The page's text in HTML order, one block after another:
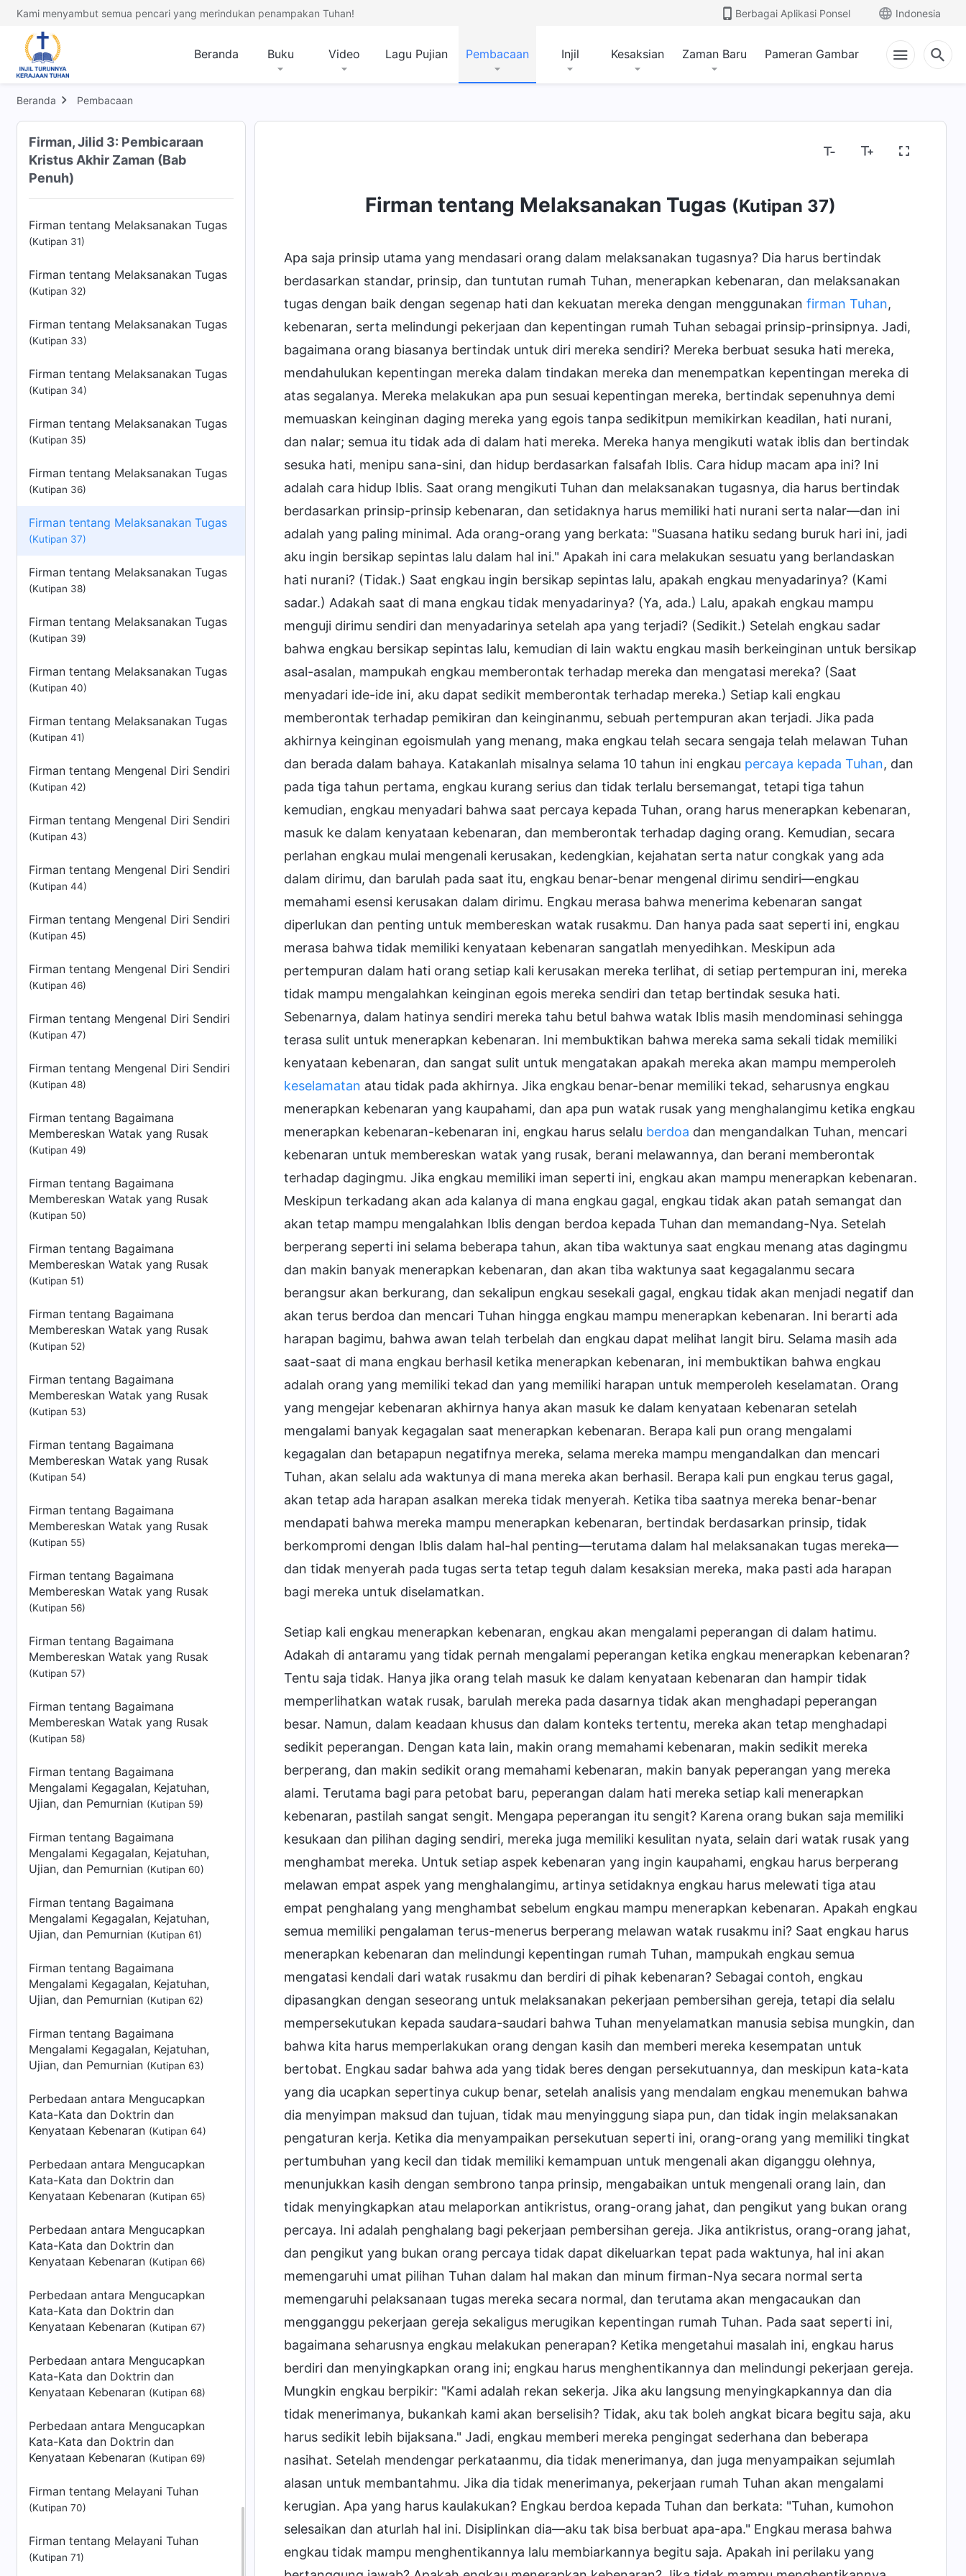
Kami menyambut semua pencari yang merindukan penampakan Tuhan! Berbagai Aplikasi Ponsel Indonesia
Beranda Buku Video Lagu Pujian Pembacaan Injil Kesaksian Zaman Baru Pameran Gambar
Beranda Pembacaan
Firman, Jilid 3: Pembicaraan
Kristus Akhir Zaman (Bab
Penuh)
dan Watak Tuhan
Firman tentang Mengenal Inkarnasi
Firman tentang Mengenal Inkarnasi
Tuhan(Kutipan 29)
Firman tentang Melaksanakan Tugas
Firman tentang Melaksanakan Tugas
(Kutipan 31)
Firman tentang Melaksanakan Tugas
(Kutipan 32)
Firman tentang Melaksanakan Tugas
(Kutipan 33)
Firman tentang Melaksanakan Tugas
(Kutipan 34)
Firman tentang Melaksanakan Tugas
(Kutipan 35)
Firman tentang Melaksanakan Tugas
(Kutipan 36)
Firman tentang Melaksanakan Tugas
(Kutipan 37)
Firman tentang Melaksanakan Tugas
(Kutipan 38)
Firman tentang Melaksanakan Tugas
(Kutipan 39)
Firman tentang Melaksanakan Tugas
(Kutipan 40)
Firman tentang Melaksanakan Tugas
(Kutipan 41)
Firman tentang Mengenal Diri Sendiri
(Kutipan 42)
Firman tentang Mengenal Diri Sendiri
(Kutipan 43)
Firman tentang Mengenal Diri Sendiri
(Kutipan 44)
Firman tentang Mengenal Diri Sendiri
(Kutipan 45)
Firman tentang Mengenal Diri Sendiri
(Kutipan 46)
Firman tentang Mengenal Diri Sendiri
(Kutipan 47)
Firman tentang Mengenal Diri Sendiri
(Kutipan 48)
Firman tentang Bagaimana
Membereskan Watak yang Rusak
(Kutipan 49)
Firman tentang Bagaimana
Membereskan Watak yang Rusak
(Kutipan 50)
Firman tentang Bagaimana
Membereskan Watak yang Rusak
(Kutipan 51)
Firman tentang Bagaimana
Membereskan Watak yang Rusak
(Kutipan 52)
Firman tentang Bagaimana
Membereskan Watak yang Rusak
(Kutipan 53)
Firman tentang Bagaimana
Membereskan Watak yang Rusak
(Kutipan 54)
Firman tentang Bagaimana
Membereskan Watak yang Rusak
(Kutipan 55)
Firman tentang Bagaimana
Membereskan Watak yang Rusak
(Kutipan 56)
Firman tentang Bagaimana
Membereskan Watak yang Rusak
(Kutipan 57)
Firman tentang Bagaimana
Membereskan Watak yang Rusak
(Kutipan 58)
Firman tentang Bagaimana
Mengalami Kegagalan, Kejatuhan,
Ujian, dan Pemurnian (Kutipan 59)
Firman tentang Bagaimana
Mengalami Kegagalan, Kejatuhan,
Ujian, dan Pemurnian (Kutipan 60)
Firman tentang Bagaimana
Mengalami Kegagalan, Kejatuhan,
Ujian, dan Pemurnian (Kutipan 61)
Firman tentang Bagaimana
Mengalami Kegagalan, Kejatuhan,
Ujian, dan Pemurnian (Kutipan 62)
Firman tentang Bagaimana
Mengalami Kegagalan, Kejatuhan,
Ujian, dan Pemurnian (Kutipan 63)
Perbedaan antara Mengucapkan
Kata-Kata dan Doktrin dan
Kenyataan Kebenaran (Kutipan 64)
Perbedaan antara Mengucapkan
Kata-Kata dan Doktrin dan
Kenyataan Kebenaran (Kutipan 65)
Perbedaan antara Mengucapkan
Kata-Kata dan Doktrin dan
Kenyataan Kebenaran (Kutipan 66)
Perbedaan antara Mengucapkan
Kata-Kata dan Doktrin dan
Kenyataan Kebenaran (Kutipan 67)
Perbedaan antara Mengucapkan
Kata-Kata dan Doktrin dan
Kenyataan Kebenaran (Kutipan 68)
Perbedaan antara Mengucapkan
Kata-Kata dan Doktrin dan
Kenyataan Kebenaran (Kutipan 69)
Firman tentang Melayani Tuhan
(Kutipan 70)
Firman tentang Melayani Tuhan
(Kutipan 71)
Firman tentang Melaksanakan Tugas (Kutipan 37)
Apa saja prinsip utama yang mendasari orang dalam melaksanakan tugasnya? Dia harus bertindak
berdasarkan standar, prinsip, dan tuntutan rumah Tuhan, menerapkan kebenaran, dan melaksanakan
tugas dengan baik dengan segenap hati dan kekuatan mereka dengan menggunakan firman Tuhan,
kebenaran, serta melindungi pekerjaan dan kepentingan rumah Tuhan sebagai prinsip-prinsipnya. Jadi,
bagaimana orang biasanya bertindak untuk diri mereka sendiri? Mereka berbuat sesuka hati mereka,
mendahulukan kepentingan mereka dalam tindakan mereka dan menempatkan kepentingan mereka di
atas segalanya. Mereka melakukan apa pun sesuai kepentingan mereka, bertindak sepenuhnya demi
memuaskan keinginan daging mereka yang egois tanpa sedikitpun memikirkan keadilan, hati nurani,
dan nalar; semua itu tidak ada di dalam hati mereka. Mereka hanya mengikuti watak iblis dan bertindak
sesuka hati, menipu sana-sini, dan hidup berdasarkan falsafah Iblis. Cara hidup macam apa ini? Ini
adalah cara hidup Iblis. Saat orang mengikuti Tuhan dan melaksanakan tugasnya, dia harus bertindak
berdasarkan prinsip-prinsip kebenaran, dan setidaknya harus memiliki hati nurani serta nalar—dan ini
adalah yang paling minimal. Ada orang-orang yang berkata: "Suasana hatiku sedang buruk hari ini, jadi
aku ingin bersikap sepintas lalu dalam hal ini." Apakah ini cara melakukan sesuatu yang berlandaskan
hati nurani? (Tidak.) Saat engkau ingin bersikap sepintas lalu, apakah engkau menyadarinya? (Kami
sadar.) Adakah saat di mana engkau tidak menyadarinya? (Ya, ada.) Lalu, apakah engkau mampu
menguji dirimu sendiri dan menyadarinya setelah apa yang terjadi? (Sedikit.) Setelah engkau sadar
bahwa engkau bersikap sepintas lalu, kemudian di lain waktu engkau masih berkeinginan untuk bersikap
asal-asalan, mampukah engkau memberontak terhadap mereka dan mengatasi mereka? (Saat
menyadari ide-ide ini, aku dapat sedikit memberontak terhadap mereka.) Setiap kali engkau
memberontak terhadap pemikiran dan keinginanmu, sebuah pertempuran akan terjadi. Jika pada
akhirnya keinginan egoismulah yang menang, maka engkau telah secara sengaja telah melawan Tuhan
dan berada dalam bahaya. Katakanlah misalnya selama 10 tahun ini engkau percaya kepada Tuhan, dan
pada tiga tahun pertama, engkau kurang serius dan tidak terlalu bersemangat, tetapi tiga tahun
kemudian, engkau menyadari bahwa saat percaya kepada Tuhan, orang harus menerapkan kebenaran,
masuk ke dalam kenyataan kebenaran, dan memberontak terhadap daging orang. Kemudian, secara
perlahan engkau mulai mengenali kerusakan, kedengkian, kejahatan serta natur congkak yang ada
dalam dirimu, dan barulah pada saat itu, engkau benar-benar mengenal dirimu sendiri—engkau
memahami esensi kerusakan dalam dirimu. Engkau merasa bahwa menerima kebenaran sangat
diperlukan dan penting untuk membereskan watak rusakmu. Dan hanya pada saat seperti ini, engkau
merasa bahwa tidak memiliki kenyataan kebenaran sangatlah menyedihkan. Meskipun ada
pertempuran dalam hati orang setiap kali kerusakan mereka terlihat, di setiap pertempuran ini, mereka
tidak mampu mengalahkan keinginan egois mereka sendiri dan tetap bertindak sesuka hati.
Sebenarnya, dalam hatinya sendiri mereka tahu betul bahwa watak Iblis masih mendominasi sehingga
terasa sulit untuk menerapkan kebenaran. Ini membuktikan bahwa mereka sama sekali tidak memiliki
kenyataan kebenaran, dan sangat sulit untuk mengatakan apakah mereka akan mampu memperoleh
keselamatan atau tidak pada akhirnya. Jika engkau benar-benar memiliki tekad, seharusnya engkau
menerapkan kebenaran yang kaupahami, dan apa pun watak rusak yang menghalangimu ketika engkau
menerapkan kebenaran-kebenaran ini, engkau harus selalu berdoa dan mengandalkan Tuhan, mencari
kebenaran untuk membereskan watak yang rusak, berani melawannya, dan berani memberontak
terhadap dagingmu. Jika engkau memiliki iman seperti ini, engkau akan mampu menerapkan kebenaran.
Meskipun terkadang akan ada kalanya di mana engkau gagal, engkau tidak akan patah semangat dan
akan tetap mampu mengalahkan Iblis dengan berdoa kepada Tuhan dan memandang-Nya. Setelah
berperang seperti ini selama beberapa tahun, akan tiba waktunya saat engkau menang atas dagingmu
dan makin banyak menerapkan kebenaran, dan akan tiba waktunya saat kegagalanmu secara
berangsur akan berkurang, dan sekalipun engkau sesekali gagal, engkau tidak akan menjadi negatif dan
akan terus berdoa dan mencari Tuhan hingga engkau mampu menerapkan kebenaran. Ini berarti ada
harapan bagimu, bahwa awan telah terbelah dan engkau dapat melihat langit biru. Selama masih ada
saat-saat di mana engkau berhasil ketika menerapkan kebenaran, ini membuktikan bahwa engkau
adalah orang yang memiliki tekad dan yang memiliki harapan untuk memperoleh keselamatan. Orang
yang mengejar kebenaran akhirnya hanya akan masuk ke dalam kenyataan kebenaran setelah
mengalami banyak kegagalan saat menerapkan kebenaran. Berapa kali pun orang mengalami
kegagalan dan betapapun negatifnya mereka, selama mereka mampu mengandalkan dan mencari
Tuhan, akan selalu ada waktunya di mana mereka akan berhasil. Berapa kali pun engkau terus gagal,
akan tetap ada harapan asalkan mereka tidak menyerah. Ketika tiba saatnya mereka benar-benar
mendapati bahwa mereka mampu menerapkan kebenaran, bertindak berdasarkan prinsip, tidak
berkompromi dengan Iblis dalam hal-hal penting—terutama dalam hal melaksanakan tugas mereka—
dan tidak menyerah pada tugas serta tetap teguh dalam kesaksian mereka, maka pasti ada harapan
bagi mereka untuk diselamatkan.
Setiap kali engkau menerapkan kebenaran, engkau akan mengalami peperangan di dalam hatimu.
Adakah di antaramu yang tidak pernah mengalami peperangan ketika engkau menerapkan kebenaran?
Tentu saja tidak. Hanya jika orang telah masuk ke dalam kenyataan kebenaran dan hampir tidak
memperlihatkan watak rusak, barulah mereka pada dasarnya tidak akan menghadapi peperangan
besar. Namun, dalam keadaan khusus dan dalam konteks tertentu, mereka akan tetap menghadapi
sedikit peperangan. Dengan kata lain, makin orang memahami kebenaran, makin sedikit mereka
berperang, dan makin sedikit orang memahami kebenaran, makin banyak peperangan yang mereka
alami. Terutama bagi para petobat baru, peperangan dalam hati mereka setiap kali menerapkan
kebenaran, pastilah sangat sengit. Mengapa peperangan itu sengit? Karena orang bukan saja memiliki
kesukaan dan pilihan daging sendiri, mereka juga memiliki kesulitan nyata, selain dari watak rusak yang
menghambat mereka. Untuk setiap aspek kebenaran yang ingin kaupahami, engkau harus berperang
melawan empat aspek yang menghalangimu, artinya setidaknya engkau harus melewati tiga atau
empat penghalang yang menghambat sebelum engkau mampu menerapkan kebenaran. Apakah engkau
semua memiliki pengalaman terus-menerus berperang melawan watak rusakmu ini? Saat engkau harus
menerapkan kebenaran dan melindungi kepentingan rumah Tuhan, mampukah engkau semua
mengatasi kendali dari watak rusakmu dan berdiri di pihak kebenaran? Sebagai contoh, engkau
dipasangkan dengan seseorang untuk melaksanakan pekerjaan pembersihan gereja, tetapi dia selalu
mempersekutukan kepada saudara-saudari bahwa Tuhan menyelamatkan manusia sebisa mungkin, dan
bahwa kita harus memperlakukan orang dengan kasih dan memberi mereka kesempatan untuk
bertobat. Engkau sadar bahwa ada yang tidak beres dengan persekutuannya, dan meskipun kata-kata
yang dia ucapkan sepertinya cukup benar, setelah analisis yang mendalam engkau menemukan bahwa
dia menyimpan maksud dan tujuan, tidak mau menyinggung siapa pun, dan tidak ingin melaksanakan
pengaturan kerja. Ketika dia menyampaikan persekutuan seperti ini, orang-orang yang memiliki tingkat
pertumbuhan yang kecil dan tidak memiliki kemampuan untuk mengenali akan diganggu olehnya,
menunjukkan kasih dengan sembrono tanpa prinsip, mengabaikan untuk mengenali orang lain, dan
tidak menyingkapkan atau melaporkan antikristus, orang-orang jahat, dan pengikut yang bukan orang
percaya. Ini adalah penghalang bagi pekerjaan pembersihan gereja. Jika antikristus, orang-orang jahat,
dan pengikut yang bukan orang percaya tidak dapat dikeluarkan tepat pada waktunya, hal ini akan
memengaruhi umat pilihan Tuhan dalam hal makan dan minum firman-Nya secara normal serta
memengaruhi pelaksanaan tugas mereka secara normal, dan terutama akan mengacaukan dan
mengganggu pekerjaan gereja sekaligus merugikan kepentingan rumah Tuhan. Pada saat seperti ini,
bagaimana seharusnya engkau melakukan penerapan? Ketika mengetahui masalah ini, engkau harus
berdiri dan menyingkapkan orang ini; engkau harus menghentikannya dan melindungi pekerjaan gereja.
Mungkin engkau berpikir: "Kami adalah rekan sekerja. Jika aku langsung menyingkapkannya dan dia
tidak menerimanya, bukankah kami akan berselisih? Tidak, aku tak boleh angkat bicara begitu saja, aku
harus sedikit lebih bijaksana." Jadi, engkau memberi mereka pengingat sederhana dan beberapa
nasihat. Setelah mendengar perkataanmu, dia tidak menerimanya, dan juga menyampaikan sejumlah
alasan untuk membantahmu. Jika dia tidak menerimanya, pekerjaan rumah Tuhan akan mengalami
kerugian. Apa yang harus kaulakukan? Engkau berdoa kepada Tuhan dan berkata: "Tuhan, kumohon
selesaikan dan aturlah hal ini. Disiplinkan dia—aku tak bisa berbuat apa-apa." Engkau merasa bahwa
engkau tidak mampu menghentikannya lalu membiarkannya begitu saja. Apakah ini perilaku yang